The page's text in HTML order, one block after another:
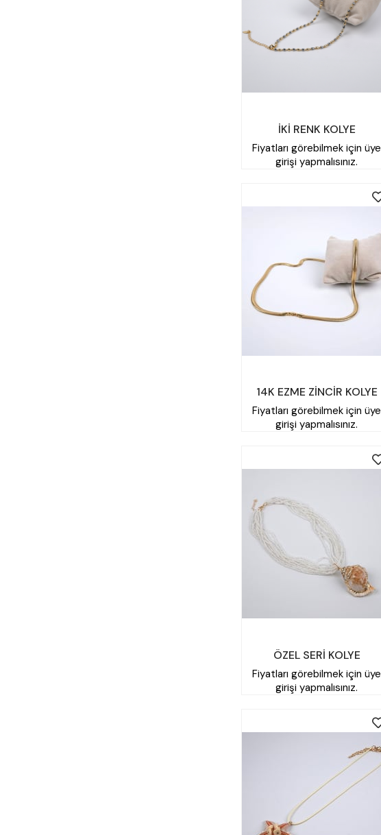
İKİ RENK KOLYE
Fiyatları görebilmek için üye
girişi yapmalısınız.
14K EZME ZİNCİR KOLYE
Fiyatları görebilmek için üye
girişi yapmalısınız.
ÖZEL SERİ KOLYE
Fiyatları görebilmek için üye
girişi yapmalısınız.